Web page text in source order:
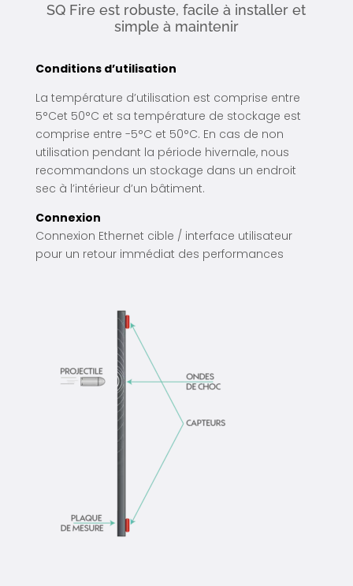
SQ Fire est robuste, facile à installer et
simple à maintenir
Conditions d’utilisation
La température d’utilisation est comprise entre
5°Cet 50°C et sa température de stockage est
comprise entre -5°C et 50°C. En cas de non
utilisation pendant la période hivernale, nous
recommandons un stockage dans un endroit
sec à l’intérieur d’un bâtiment.
Connexion
Connexion Ethernet cible / interface utilisateur
pour un retour immédiat des performances